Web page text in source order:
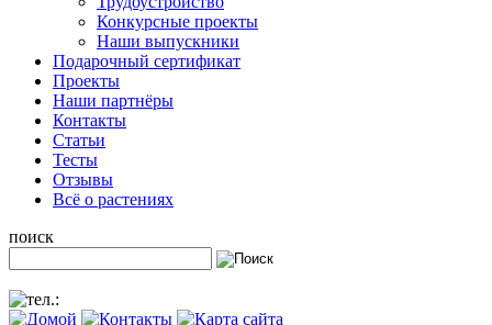
Конкурсные проекты
Наши выпускники
Подарочный сертификат
Проекты
Наши партнёры
Контакты
Статьи
Тесты
Отзывы
Всё о растениях
поиск